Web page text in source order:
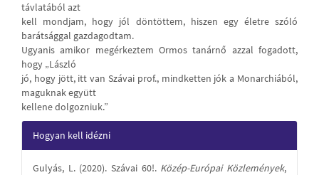
távlatából azt
kell mondjam, hogy jól döntöttem, hiszen egy életre szóló
barátsággal gazdagodtam.
Ugyanis amikor megérkeztem Ormos tanárnő azzal fogadott,
hogy „László
jó, hogy jött, itt van Szávai prof., mindketten jók a Monarchiából,
maguknak együtt
kellene dolgozniuk.”
Article
Details
Hogyan kell idézni
Gulyás, L. (2020). Szávai 60!. Közép-Európai Közlemények,